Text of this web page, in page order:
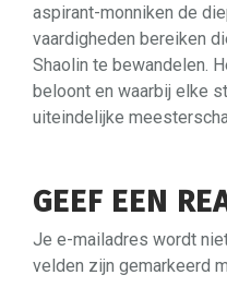
aspirant-monniken de
vaardigheden bereiken
Shaolin te bewandelen.
beloont en waarbij elke
uiteindelijke
GEEF EEN
Je e-mailadres wordt
velden zijn gemarkeerd